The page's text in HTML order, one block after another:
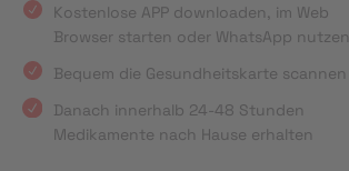
Kostenlose APP downloaden, im Web
Browser starten oder WhatsApp nutzen
Bequem die Gesundheitskarte scannen
Danach innerhalb 24-48 Stunden
Medikamente nach Hause erhalten